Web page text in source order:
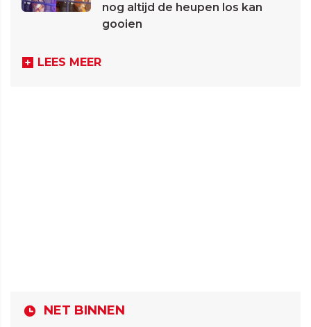
nog altijd de heupen los kan
gooien
LEES MEER
NET BINNEN